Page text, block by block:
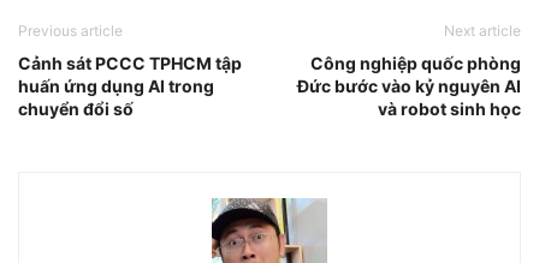
Previous article
Cảnh sát PCCC TPHCM tập
huấn ứng dụng AI trong
chuyển đổi số
Next article
Công nghiệp quốc phòng
Đức bước vào kỷ nguyên AI
và robot sinh học